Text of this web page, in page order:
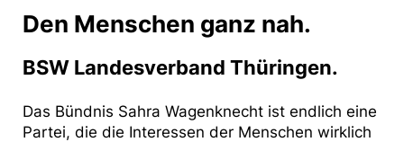
Den Menschen ganz nah.
BSW Landesverband Thüringen.
Das Bündnis Sahra Wagenknecht ist endlich eine
Partei, die die Interessen der Menschen wirklich